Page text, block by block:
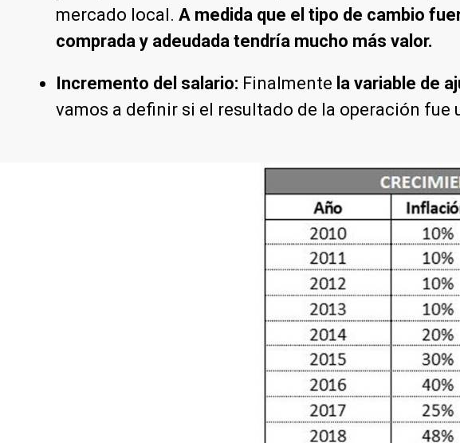
mercado local. A medida que el tipo de cambio
comprada y adeudada tendría mucho más valor.
Incremento del salario: Finalmente la variable de
vamos a definir si el resultado de la operación fue